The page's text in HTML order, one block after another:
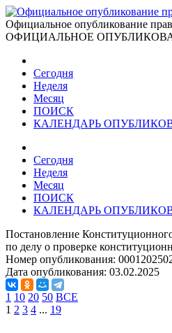
Официальное опубликование
ОФИЦИАЛЬНОЕ
Сегодня
Неделя
Месяц
ПОИСК
КАЛЕНДАРЬ
Сегодня
Неделя
Месяц
ПОИСК
КАЛЕНДАРЬ
Постановление
по делу о проверке
Номер опубликования:
Дата опубликования: 03.02.2025
1 10 20 50 ВСЕ
1 2 3 4 ... 19